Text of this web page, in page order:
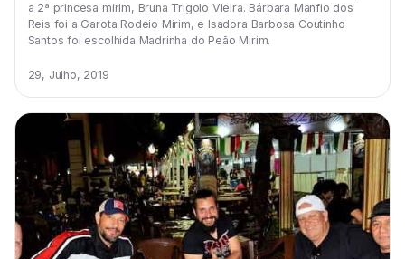
a 2ª princesa mirim, Bruna Trigolo Vieira. Bárbara Manfio dos
Reis foi a Garota Rodeio Mirim, e Isadora Barbosa Coutinho
Santos foi escolhida Madrinha do Peão Mirim.
29, Julho, 2019